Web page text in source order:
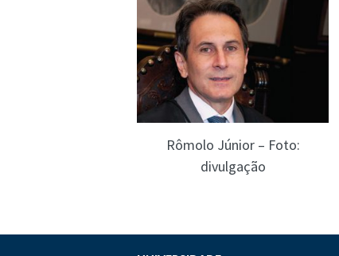
Rômolo Júnior – Foto:
divulgação